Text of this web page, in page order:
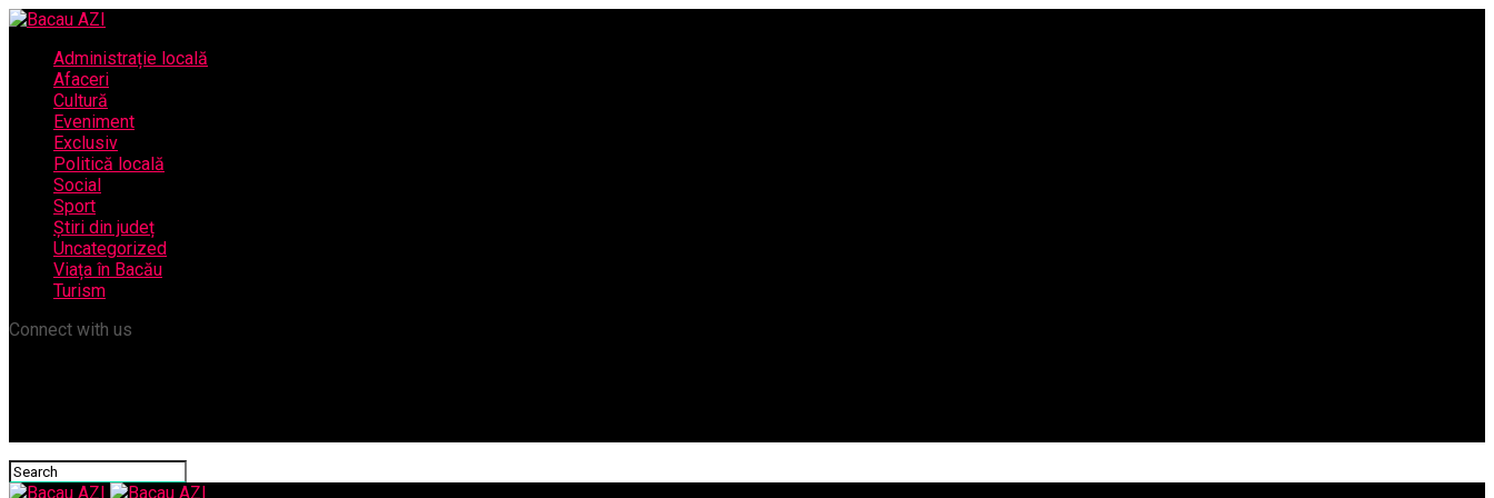
Administrație locală
Afaceri
Cultură
Eveniment
Exclusiv
Politică locală
Social
Sport
Știri din județ
Uncategorized
Viața în Bacău
Turism
Connect with us